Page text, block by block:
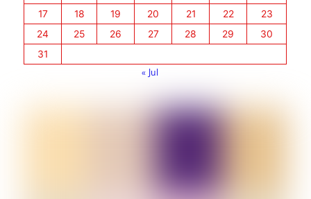
17
18 19 20 21 22
23
24
25 26 27 28 29
30
31
« Jul